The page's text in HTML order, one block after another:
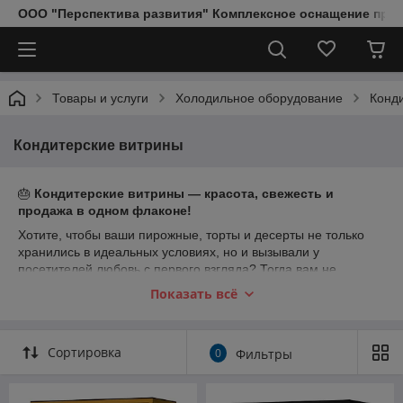
ООО "Перспектива развития" Комплексное оснащение
Товары и услуги Холодильное оборудование
Кондитерские витрины
🎂 Кондитерские витрины — красота, свежесть и
продажа в одном флаконе!
Хотите, чтобы ваши пирожные, торты и десерты не только
хранились в идеальных условиях, но и вызывали у
посетителей любовь с первого взгляда? Тогда вам не
кондитерской витрины
😍 Такие витрины не просто охлаждают — они создают
ресторана или пекарни 🍰☕🍩
Показать всё
Сортировка 0 Фильтры